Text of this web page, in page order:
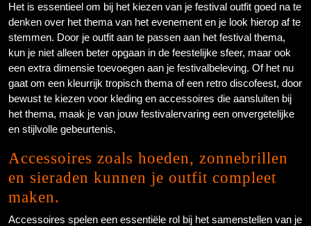
Het is essentieel om bij het kiezen van je festival outfit goed na te
denken over het thema van het evenement en je look hierop af te
stemmen. Door je outfit aan te passen aan het festival thema,
kun je niet alleen beter opgaan in de feestelijke sfeer, maar ook
een extra dimensie toevoegen aan je festivalbeleving. Of het nu
gaat om een kleurrijk tropisch thema of een retro discofeest, door
bewust te kiezen voor kleding en accessoires die aansluiten bij
het thema, maak je van jouw festivalervaring een onvergetelijke
en stijlvolle gebeurtenis.
Accessoires zoals hoeden, zonnebrillen
en sieraden kunnen je outfit compleet
maken.
Accessoires spelen een essentiële rol bij het samenstellen van je